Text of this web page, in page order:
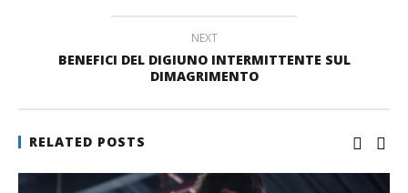
NEXT
BENEFICI DEL DIGIUNO INTERMITTENTE SUL
DIMAGRIMENTO
RELATED POSTS